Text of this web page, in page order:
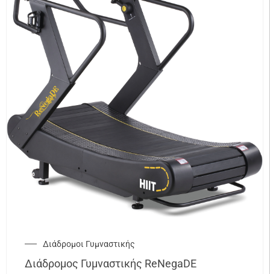
Διάδρομοι Γυμναστικής
Διάδρομος Γυμναστικής ReNegaDE